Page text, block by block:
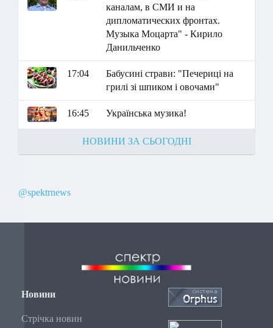
каналам, в СМИ и на
дипломатических фронтах.
Музыка Моцарта" - Кирило
Данильченко
17:04
Бабусині страви: "Печериці на
грилі зі шпиком і овочами"
16:45 Українська музика!
НОВИНИ ЗА СЬОГОДНІ
@spektrnews
Новини
Стрічка новин